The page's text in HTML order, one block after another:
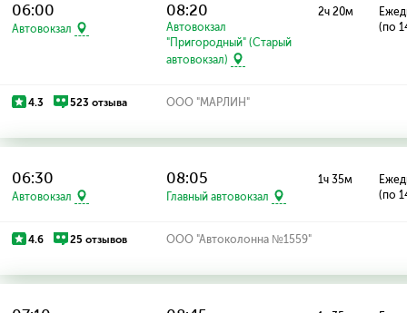
06:00
Автовокзал
08:20
Автовокзал
"Пригородный" (Старый
автовокзал)
2ч 20м
(по
4.3 523 отзыва ООО "МАРЛИН"
06:30
Автовокзал
08:05
Главный автовокзал
1ч 35м
(по
4.6 25 отзывов ООО "Автоколонна №1559"